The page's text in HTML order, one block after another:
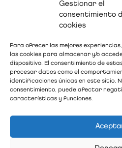
Gestionar el
consentimiento
cookies
Para ofrecer las mejores
las cookies para almacenar y/o
dispositivo. El consentimiento de
procesar datos como el
identificaciones únicas en este sitio.
consentimiento, puede afectar
características y funciones.
DONDE ESTAMOS
Calle Sócrates, 12, Bajo
18002 Granada
Teléfono:
958 80 54 12
E-mail:c.dental@lopez-
Ver mapa